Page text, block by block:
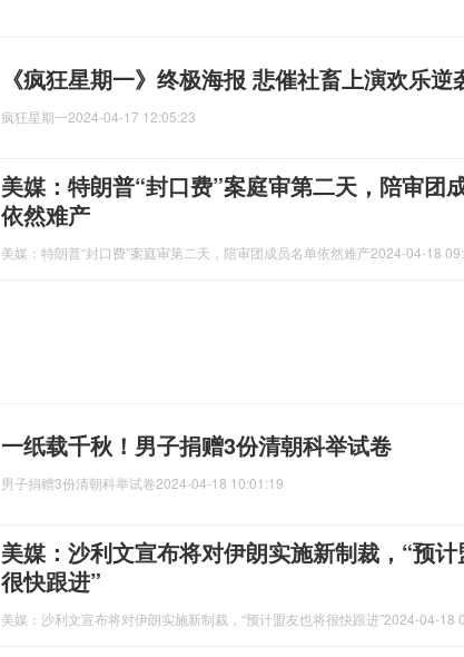
《疯狂星期一》终极海报 悲催社畜上演欢乐逆
疯狂星期一2024-04-17 12:05:23
美媒：特朗普“封口费”案庭审第二天，陪审团
依然难产
美媒：特朗普“封口费”案庭审第二天，陪审团成员名单依然难产2024-04-18
一纸载千秋！男子捐赠3份清朝科举试卷
男子捐赠3份清朝科举试卷2024-04-18 10:01:19
美媒：沙利文宣布将对伊朗实施新制裁，“预
很快跟进”
美媒：沙利文宣布将对伊朗实施新制裁，“预计盟友也将很快跟进”2024-04-18